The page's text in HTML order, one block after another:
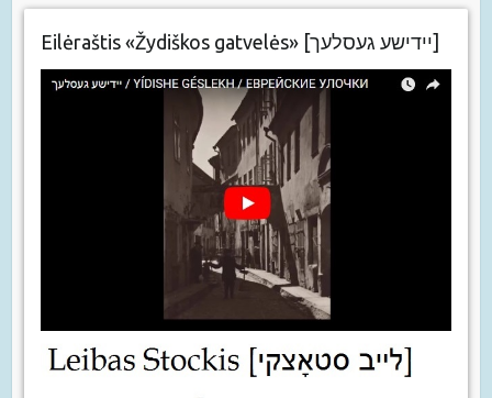
Eilėraštis «Žydiškos gatvelės» [יידישע געסלעך]